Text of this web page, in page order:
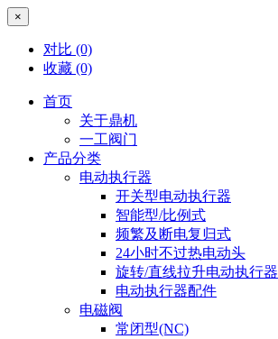
×
对比 (0)
收藏 (0)
首页
关于鼎机
一工阀门
产品分类
电动执行器
开关型电动执行器
智能型/比例式
频繁及断电复归式
24小时不过热电动头
旋转/直线拉升电动执行器
电动执行器配件
电磁阀
常闭型(NC)